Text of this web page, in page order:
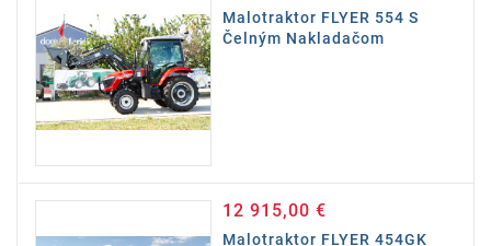
Malotraktor FLYER 554 S
Čelným Nakladačom
12 915,00 €Cena
Malotraktor FLYER 454GK